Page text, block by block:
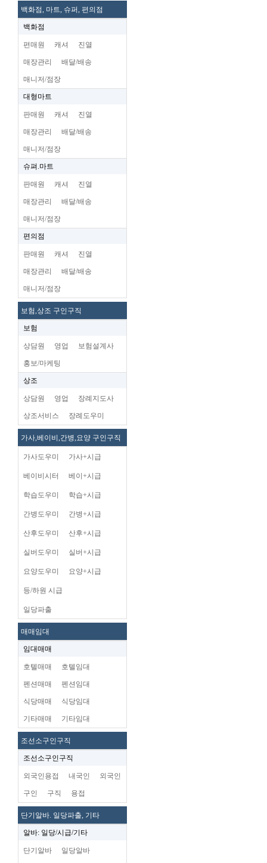
백화점, 마트, 슈퍼, 편의점
백화점
편매원 캐셔 진열
매장관리 배달/배송
매니저/점장
대형마트
판매원 캐셔 진열
매장관리 배달/배송
매니저/점장
슈펴.마트
판매원 캐셔 진열
매장관리 배달/배송
매니저/점장
편의점
판매원 캐셔 진열
매장관리 배달/배송
매니저/점장
보험,상조 구인구직
보험
상담원 영업 보험설계사
홍보/마케팅
상조
상담원 영업 장례지도사
상조서비스 장례도우미
가사,베이비,간병,요양 구인구직
가사도우미 가사+시급
베이비시터 베이+시급
학습도우미 학습+시급
간병도우미 간병+시급
산후도우미 산후+시급
실버도우미 실버+시급
요양도우미 요양+시급
등/하원 시급
일당파출
매매임대
임대매매
호텔매매 호텔임대
펜션매매 펜션임대
식당매매 식당임대
기타매매 기타임대
조선소구인구직
조선소구인구직
외국인용접 내국인 외국인
구인 구직 용접
단기알바. 일당파출, 기타
알바: 일당/시급/기타
단기알바 일당알바